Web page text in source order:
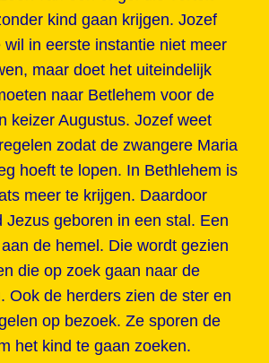
kind gaan krijgen. Jozef
wil in eerste instantie niet meer
maar doet het uiteindelijk
naar Betlehem voor de
keizer Augustus. Jozef weet
zodat de zwangere Maria
hoeft te lopen. In Bethlehem is
meer te krijgen. Daardoor
Jezus geboren in een stal. Een
de hemel. Die wordt gezien
die op zoek gaan naar de
Ook de herders zien de ster en
op bezoek. Ze sporen de
het kind te gaan zoeken.